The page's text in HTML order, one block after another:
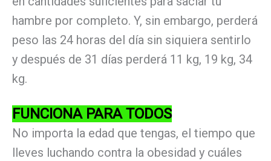
hambre por completo. Y, sin embargo, perderá
peso las 24 horas del día sin siquiera sentirlo
y después de 31 días perderá 11 kg, 19 kg, 34
kg.
FUNCIONA PARA TODOS
No importa la edad que tengas, el tiempo que
lleves luchando contra la obesidad y cuáles